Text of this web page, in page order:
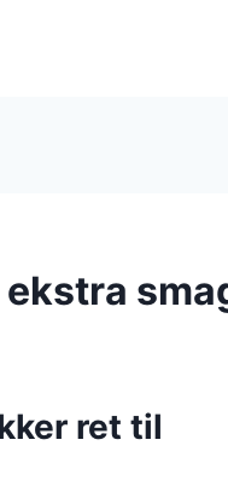
ret til